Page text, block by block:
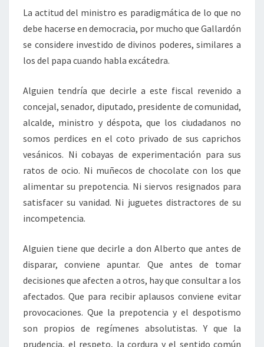
La actitud del ministro es paradigmática de lo que no
debe hacerse en democracia, por mucho que Gallardón
se considere investido de divinos poderes, similares a
los del papa cuando habla excátedra.
Alguien tendría que decirle a este fiscal revenido a
concejal, senador, diputado, presidente de comunidad,
alcalde, ministro y déspota, que los ciudadanos no
somos perdices en el coto privado de sus caprichos
vesánicos. Ni cobayas de experimentación para sus
ratos de ocio. Ni muñecos de chocolate con los que
alimentar su prepotencia. Ni siervos resignados para
satisfacer su vanidad. Ni juguetes distractores de su
incompetencia.
Alguien tiene que decirle a don Alberto que antes de
disparar, conviene apuntar. Que antes de tomar
decisiones que afecten a otros, hay que consultar a los
afectados. Que para recibir aplausos conviene evitar
provocaciones. Que la prepotencia y el despotismo
son propios de regímenes absolutistas. Y que la
prudencia, el respeto, la cordura y el sentido común